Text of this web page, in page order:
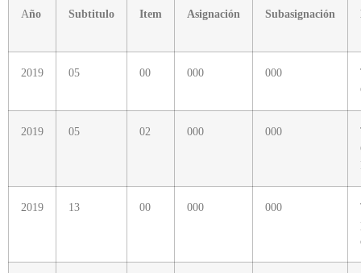
Año Subtitulo Item Asignación Subasignación
2019 05 00 000 000
2019 05 02 000 000
2019 13 00 000 000